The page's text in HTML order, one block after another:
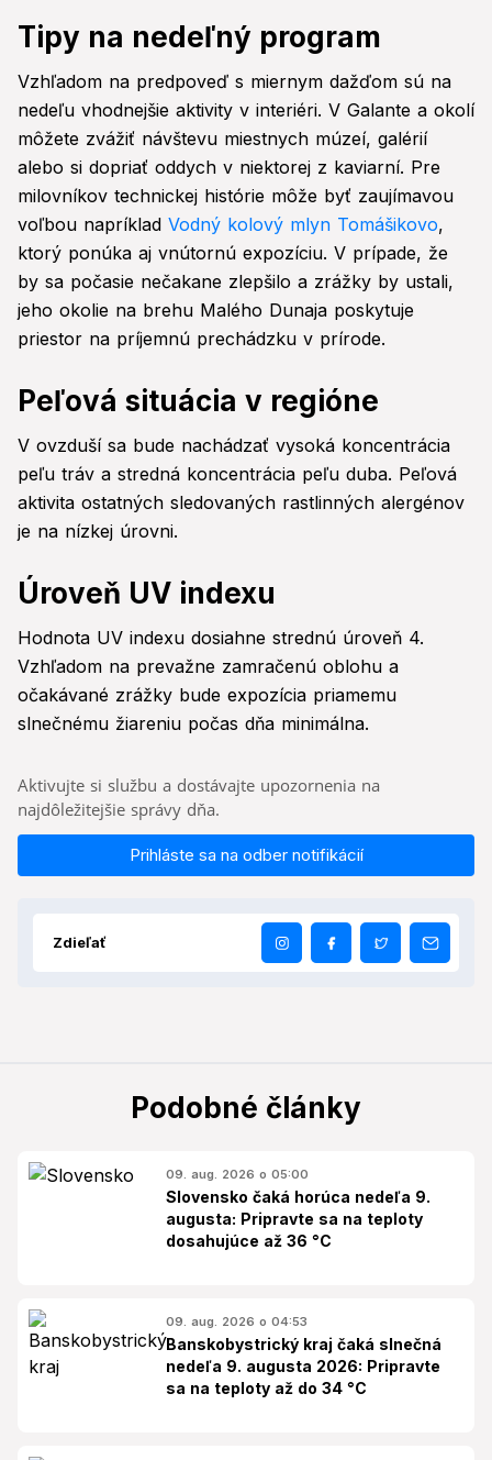
Tipy na nedeľný program
Vzhľadom na predpoveď s miernym dažďom sú na
nedeľu vhodnejšie aktivity v interiéri. V Galante a okolí
môžete zvážiť návštevu miestnych múzeí, galérií
alebo si dopriať oddych v niektorej z kaviarní. Pre
milovníkov technickej histórie môže byť zaujímavou
voľbou napríklad Vodný kolový mlyn Tomášikovo,
ktorý ponúka aj vnútornú expozíciu. V prípade, že
by sa počasie nečakane zlepšilo a zrážky by ustali,
jeho okolie na brehu Malého Dunaja poskytuje
priestor na príjemnú prechádzku v prírode.
Peľová situácia v regióne
V ovzduší sa bude nachádzať vysoká koncentrácia
peľu tráv a stredná koncentrácia peľu duba. Peľová
aktivita ostatných sledovaných rastlinných alergénov
je na nízkej úrovni.
Úroveň UV indexu
Hodnota UV indexu dosiahne strednú úroveň 4.
Vzhľadom na prevažne zamračenú oblohu a
očakávané zrážky bude expozícia priamemu
slnečnému žiareniu počas dňa minimálna.
Aktivujte si službu a dostávajte upozornenia na
najdôležitejšie správy dňa.
Prihláste sa na odber notifikácií
Zdieľať
Podobné články
09. aug. 2026 o 05:00
Slovensko čaká horúca nedeľa 9.
augusta: Pripravte sa na teploty
dosahujúce až 36 °C
09. aug. 2026 o 04:53
Banskobystrický kraj čaká slnečná
nedeľa 9. augusta 2026: Pripravte
sa na teploty až do 34 °C